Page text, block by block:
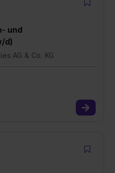
und
d)
AG & Co. KG